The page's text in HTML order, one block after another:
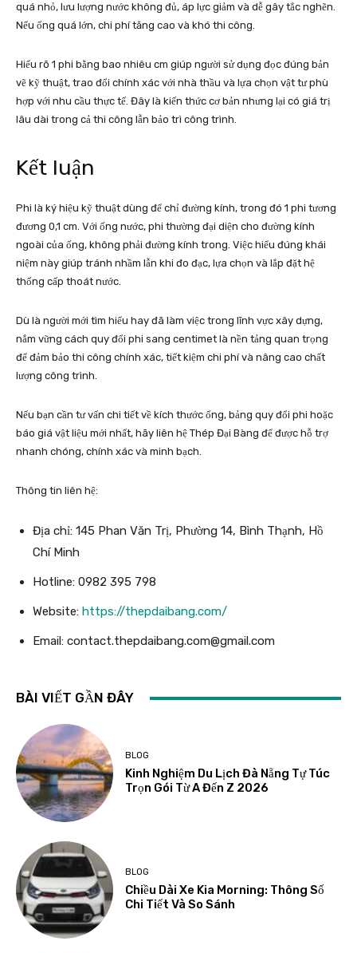
quá nhỏ, lưu lượng nước không đủ, áp lực giảm và dễ gây tắc nghẽn.
Nếu ống quá lớn, chi phí tăng cao và khó thi công.
Hiểu rõ 1 phi bằng bao nhiêu cm giúp người sử dụng đọc đúng bản
vẽ kỹ thuật, trao đổi chính xác với nhà thầu và lựa chọn vật tư phù
hợp với nhu cầu thực tế. Đây là kiến thức cơ bản nhưng lại có giá trị
lâu dài trong cả thi công lẫn bảo trì công trình.
Kết luận
Phi là ký hiệu kỹ thuật dùng để chỉ đường kính, trong đó 1 phi tương
đương 0,1 cm. Với ống nước, phi thường đại diện cho đường kính
ngoài của ống, không phải đường kính trong. Việc hiểu đúng khái
niệm này giúp tránh nhầm lẫn khi đo đạc, lựa chọn và lắp đặt hệ
thống cấp thoát nước.
Dù là người mới tìm hiểu hay đã làm việc trong lĩnh vực xây dựng,
nắm vững cách quy đổi phi sang centimet là nền tảng quan trọng
để đảm bảo thi công chính xác, tiết kiệm chi phí và nâng cao chất
lượng công trình.
Nếu bạn cần tư vấn chi tiết về kích thước ống, bảng quy đổi phi hoặc
báo giá vật liệu mới nhất, hãy liên hệ Thép Đại Bàng để được hỗ trợ
nhanh chóng, chính xác và minh bạch.
Thông tin liên hệ:
Địa chỉ: 145 Phan Văn Trị, Phường 14, Bình Thạnh, Hồ
Chí Minh
Hotline: 0982 395 798
Website: https://thepdaibang.com/
Email: contact.thepdaibang.com@gmail.com
BÀI VIẾT GẦN ĐÂY
BLOG
Kinh Nghiệm Du Lịch Đà Nẵng Tự Túc
Trọn Gói Từ A Đến Z 2026
BLOG
Chiều Dài Xe Kia Morning: Thông Số
Chi Tiết Và So Sánh